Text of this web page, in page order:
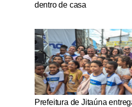
dentro de casa
Notícias Católicas
Prefeitura de Jitaúna